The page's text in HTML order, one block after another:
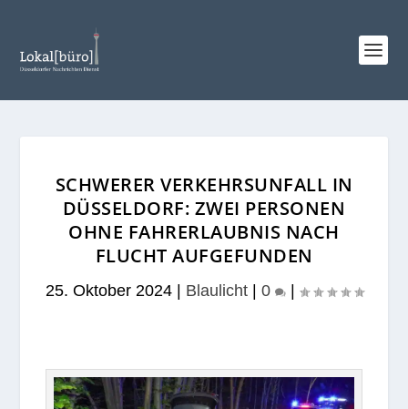
SCHWERER VERKEHRSUNFALL IN
DÜSSELDORF: ZWEI PERSONEN
OHNE FAHRERLAUBNIS NACH
FLUCHT AUFGEFUNDEN
25. Oktober 2024| Blaulicht| 0 |